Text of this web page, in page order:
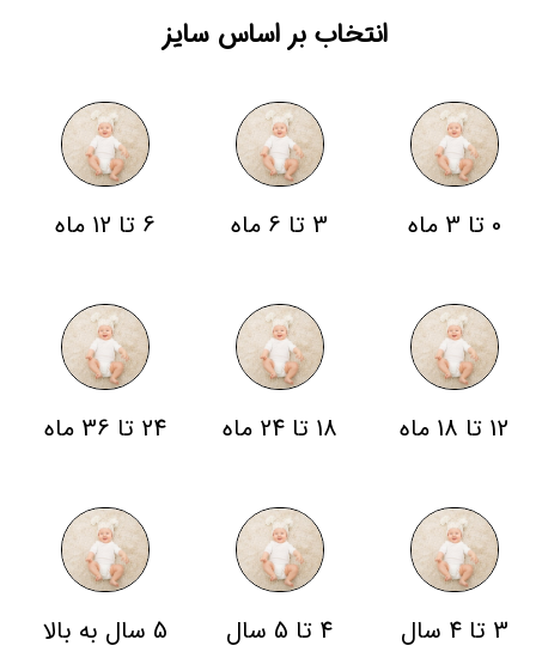
0 تا 3 ماه 3 تا 6 ماه 6 تا 12 ماه
12 تا 18 ماه 18 تا 24 ماه 24 تا 36 ماه
3 تا 4 سال 4 تا 5 سال 5 سال به بالا
انتخاب بر اساس سایز